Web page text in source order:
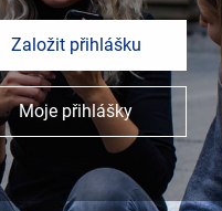
Založit přihlášku
Moje přihlášky